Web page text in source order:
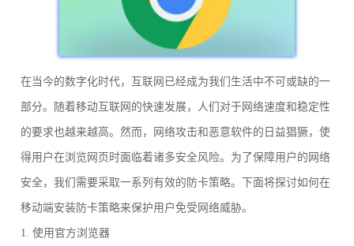
在当今的数字化时代，互联网已经成为我们生活中不可或缺的一
部分。随着移动互联网的快速发展，人们对于网络速度和稳定性
的要求也越来越高。然而，网络攻击和恶意软件的日益猖獗，使
得用户在浏览网页时面临着诸多安全风险。为了保障用户的网络
安全，我们需要采取一系列有效的防卡策略。下面将探讨如何在
移动端安装防卡策略来保护用户免受网络威胁。
1. 使用官方浏览器